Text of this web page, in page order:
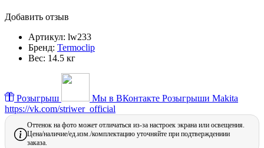
Добавить отзыв
Артикул: lw233
Бренд: Termoclip
Вес: 14.5 кг
Розыгрыш Мы в ВКонтакте Розыгрыши Makita
https://vk.com/striwer_official
Оттенок на фото может отличаться из-за настроек экрана или освещения.
Цена/наличие/ед.изм./комплектацию уточняйте при подтверждениии
заказа.